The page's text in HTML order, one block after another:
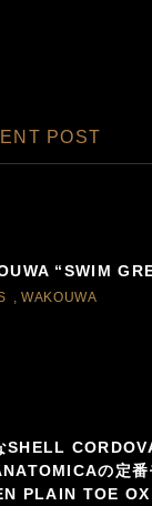
POST
“SWIM
,WAKOUWA
SHELL
の定
PLAIN TOE